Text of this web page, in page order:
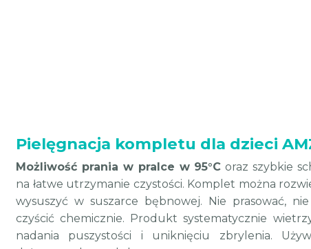
Pielęgnacja kompletu dla dzieci
Możliwość prania w pralce w 95°C oraz szybkie
na łatwe utrzymanie czystości. Komplet można
wysuszyć w suszarce bębnowej. Nie prasować,
czyścić chemicznie. Produkt systematycznie
nadania puszystości i uniknięciu zbrylenia.